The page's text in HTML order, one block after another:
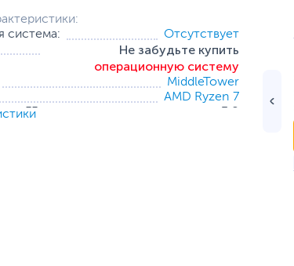
система:
Отсутствует
Не забудьте купить
операционную систему
MiddleTower
AMD Ryzen 7
ГГц: